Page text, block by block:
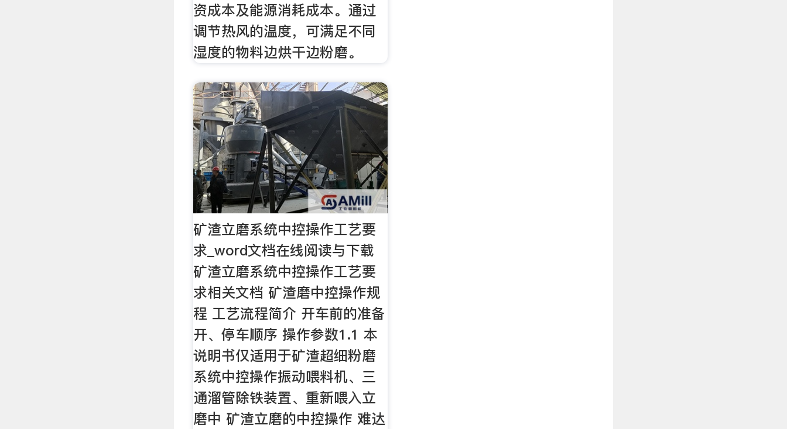
资成本及能源消耗成本。通过
调节热风的温度，可满足不同
湿度的物料边烘干边粉磨。
矿渣立磨系统中控操作工艺要
求_word文档在线阅读与下载
矿渣立磨系统中控操作工艺要
求相关文档 矿渣磨中控操作规
程 工艺流程简介 开车前的准备
开、停车顺序 操作参数1.1 本
说明书仅适用于矿渣超细粉磨
系统中控操作振动喂料机、三
通溜管除铁装置、重新喂入立
磨中 矿渣立磨的中控操作 难达